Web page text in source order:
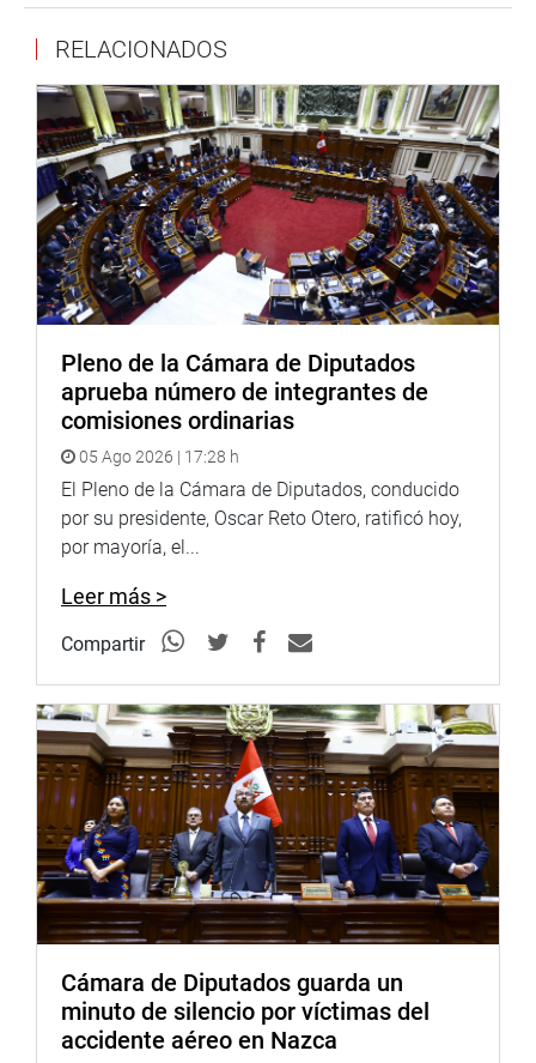
en la sociedad en el hemiciclo Raúl Porras Barrenechea.
PRENSA-CONGRESO
Puede encontrar más información en nuestra página web
y redes sociales.
http://www.congreso.gob.pe/
Facebook:
https://www.facebook.com/congresodelarepublicadelperu?
fref=ts
https://twitter.com/congresoperu>
Youtube:http://www.youtube.com/congresoperu
http://www.youtube.com/congresoperu
Soundcloud:https://soundcloud.com/radiocongreso
https://soundcloud.com/radiocongreso >
Sistema de Archivo Fotográfico (SAF):
http://www4.congreso.gob.pe/fotografia.asp
RELACIONADOS
Pleno de la Cámara de Diputados
aprueba número de integrantes de
comisiones ordinarias
05 Ago 2026 | 17:28 h
El Pleno de la Cámara de Diputados, conducido
por su presidente, Oscar Reto Otero, ratificó hoy,
por mayoría, el...
Leer más >
Compartir
Cámara de Diputados guarda un
minuto de silencio por víctimas del
accidente aéreo en Nazca